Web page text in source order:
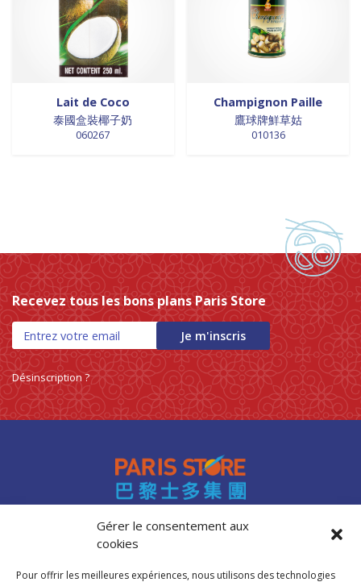
Gérer le consentement aux
cookies
Pour offrir les meilleures expériences, nous utilisons des technologies
Lait de Coco
泰國盒裝椰子奶
060267
Champignon Paille
鷹球牌鮮草姑
010136
Recevez tous les bons plans Paris Store
Je m'inscris
Désinscription ?
Accès professionnels